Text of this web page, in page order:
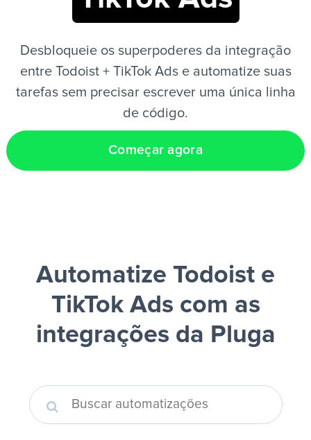
Desbloqueie os superpoderes da integração
entre Todoist + TikTok Ads e automatize suas
tarefas sem precisar escrever uma única linha
de código.
Começar agora
Automatize Todoist e
TikTok Ads com as
integrações da Pluga